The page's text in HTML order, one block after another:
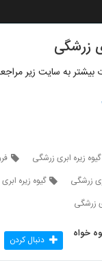
زرشگی
به سایت زیر
زیره ابری زرشگی
زرشگی
گیوه زیره
زرشگی
خواه دنبال کردن